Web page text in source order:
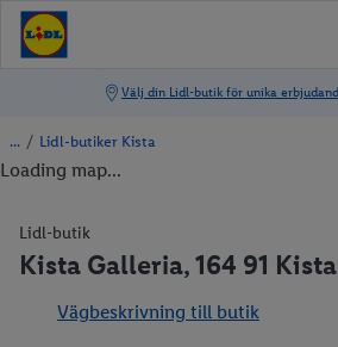
/ Lidl-butiker Kista
Loading map...
Lidl-butik
Kista Galleria, 164 91 Kista
Vägbeskrivning till butik